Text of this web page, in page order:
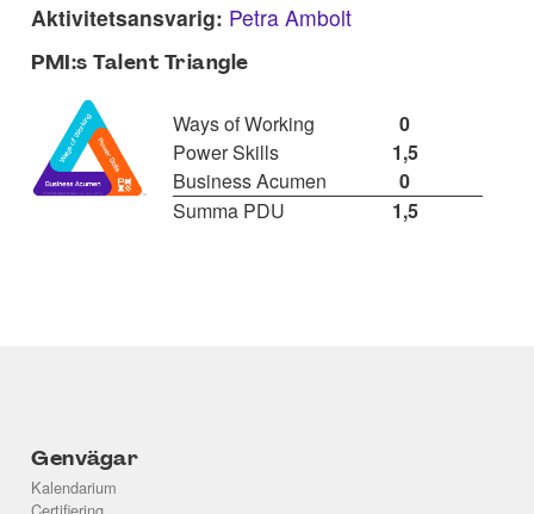
Aktivitetsansvarig: Petra Ambolt
PMI:s Talent Triangle
Ways of Working
0
Power Skills
1,5
Business Acumen
0
Summa PDU
1,5
Genvägar
Kalendarium